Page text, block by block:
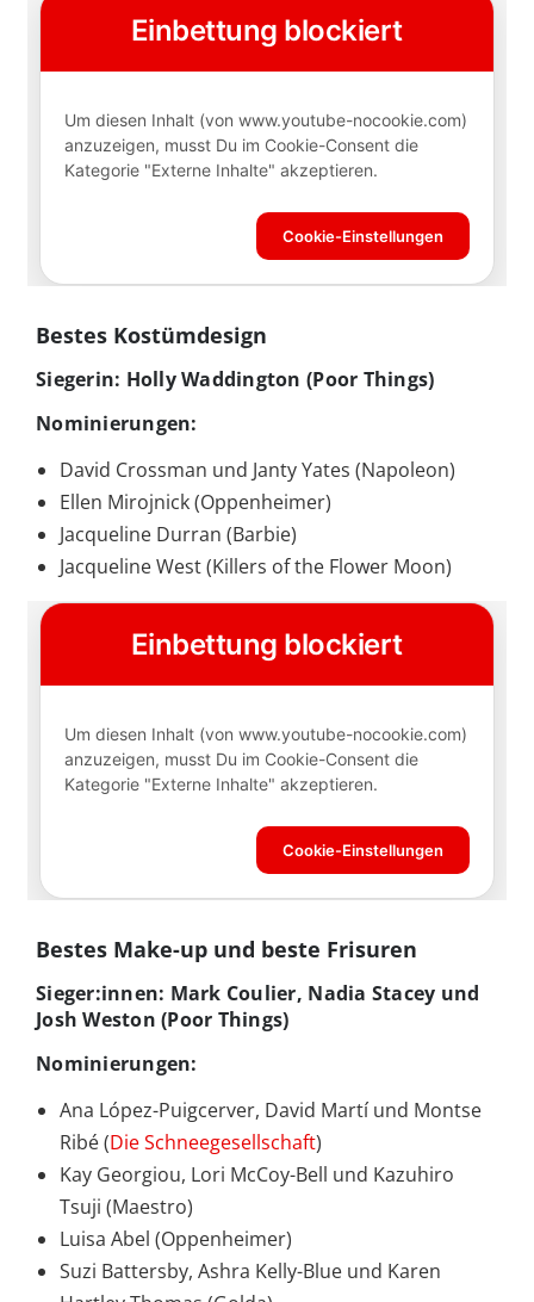
Bestes Kostümdesign
Siegerin: Holly Waddington (Poor Things)
Nominierungen:
David Crossman und Janty Yates (Napoleon)
Ellen Mirojnick (Oppenheimer)
Jacqueline Durran (Barbie)
Jacqueline West (Killers of the Flower Moon)
Bestes Make-up und beste Frisuren
Sieger:innen: Mark Coulier, Nadia Stacey und
Josh Weston (Poor Things)
Nominierungen:
Ana López-Puigcerver, David Martí und Montse
Ribé (Die Schneegesellschaft)
Kay Georgiou, Lori McCoy-Bell und Kazuhiro
Tsuji (Maestro)
Luisa Abel (Oppenheimer)
Suzi Battersby, Ashra Kelly-Blue und Karen